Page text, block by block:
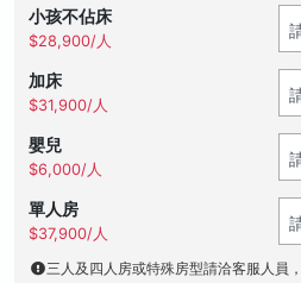
小孩不佔床
$28,900/人
加床
$31,900/人
嬰兒
$6,000/人
單人房
$37,900/人
三人及四人房或特殊房型請洽客服人員